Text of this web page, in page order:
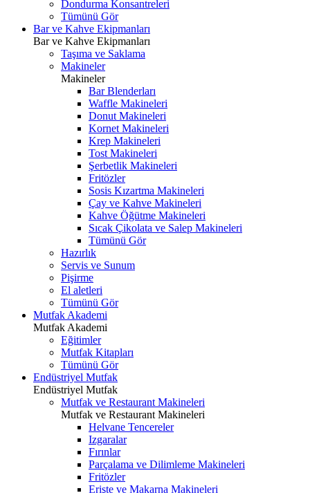
Dondurma Konsantreleri
Tümünü Gör
Bar ve Kahve Ekipmanları
Bar ve Kahve Ekipmanları
Taşıma ve Saklama
Makineler
Makineler
Bar Blenderları
Waffle Makineleri
Donut Makineleri
Kornet Makineleri
Krep Makineleri
Tost Makineleri
Şerbetlik Makineleri
Fritözler
Sosis Kızartma Makineleri
Çay ve Kahve Makineleri
Kahve Öğütme Makineleri
Sıcak Çikolata ve Salep Makineleri
Tümünü Gör
Hazırlık
Servis ve Sunum
Pişirme
El aletleri
Tümünü Gör
Mutfak Akademi
Mutfak Akademi
Eğitimler
Mutfak Kitapları
Tümünü Gör
Endüstriyel Mutfak
Endüstriyel Mutfak
Mutfak ve Restaurant Makineleri
Mutfak ve Restaurant Makineleri
Helvane Tencereler
Izgaralar
Fırınlar
Parçalama ve Dilimleme Makineleri
Fritözler
Erişte ve Makarna Makineleri